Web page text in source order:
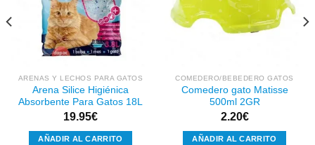
lista de
deseos
ARENAS Y LECHOS PARA GATOS
Arena Silice Higiénica
Absorbente Para Gatos 18L
19.95€
AÑADIR AL CARRITO
lista de
deseos
COMEDERO/BEBEDERO GATOS
Comedero gato Matisse
500ml 2GR
2.20€
AÑADIR AL CARRITO